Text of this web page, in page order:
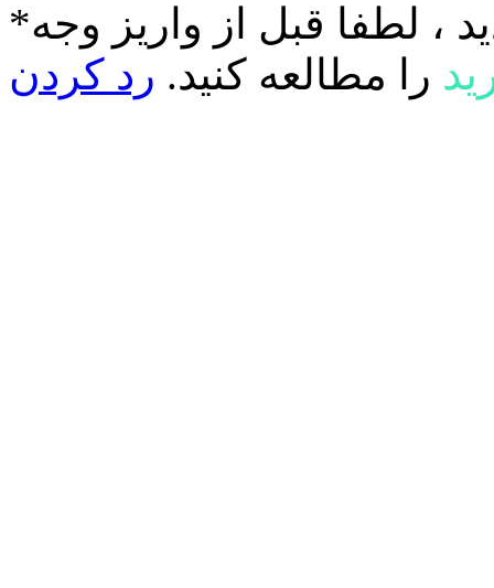
، لطفا قبل از واریز وجه
را مطالعه کنید. رد کردن